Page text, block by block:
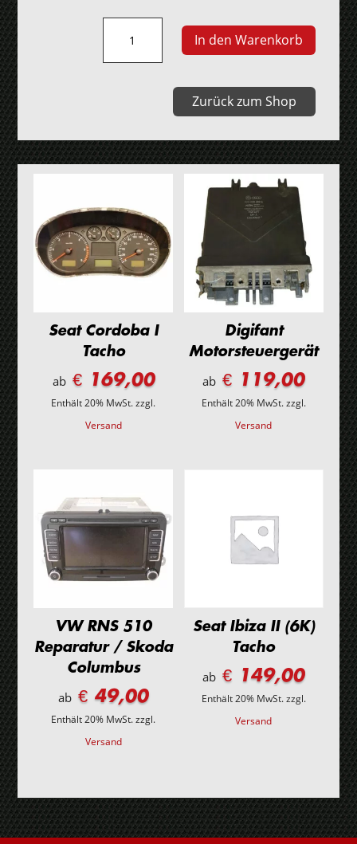
Getriebesteuergerät
DQ200
(DSG7)
In den Warenkorb
Zurück zum Shop
Seat Cordoba I
Tacho
ab€ 169,00
Enthält 20% MwSt.zzgl.
Versand
Digifant
Motorsteuergerät
ab € 119,00
Enthält 20% MwSt.zzgl.
Versand
VW RNS 510
Reparatur / Skoda
Columbus
ab € 49,00
Enthält 20% MwSt.zzgl.
Versand
Seat Ibiza II (6K)
Tacho
ab € 149,00
Enthält 20% MwSt.zzgl.
Versand